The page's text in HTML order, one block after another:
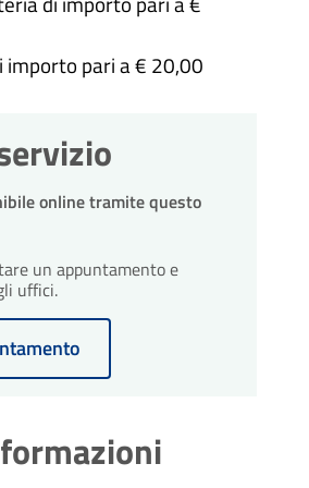
importo pari a € 20,00
online tramite questo
un appuntamento e
uffici.